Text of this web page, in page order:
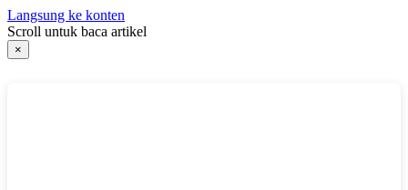
Langsung ke konten
Scroll untuk baca artikel
×